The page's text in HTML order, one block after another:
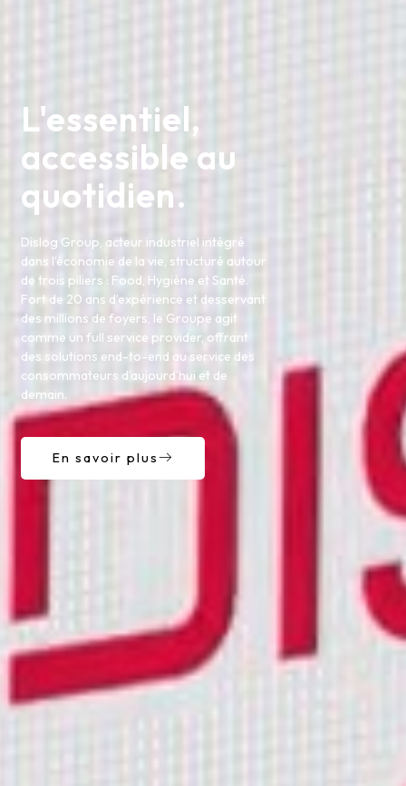
L'essentiel,
accessible au
quotidien.
Dislog Group, acteur industriel intégré
dans l’économie de la vie, structuré autour
de trois piliers : Food, Hygiène et Santé.
Fort de 20 ans d’expérience et desservant
des millions de foyers, le Groupe agit
comme un full service provider, offrant
des solutions end-to-end au service des
consommateurs d’aujourd’hui et de
demain.
En savoir plus